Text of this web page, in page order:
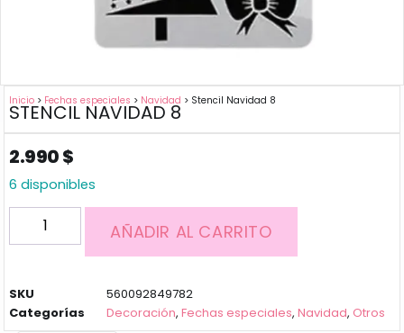
Inicio > Fechas especiales > Navidad > Stencil Navidad 8
STENCIL NAVIDAD 8
2.990$
6 disponibles
AÑADIR AL CARRITO
SKU
560092849782
Categorías
Decoración,Fechas especiales,Navidad, Otros